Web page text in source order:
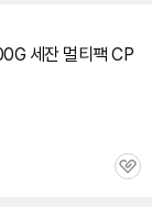
세잔멀티팩 CP
관